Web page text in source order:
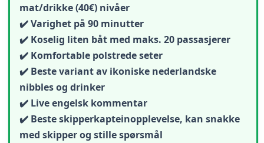
mat/drikke (40€) nivåer
✔️ Varighet på 90 minutter
✔️ Koselig liten båt med maks. 20 passasjerer
✔️ Komfortable polstrede seter
✔️ Beste variant av ikoniske nederlandske
nibbles og drinker
✔️ Live engelsk kommentar
✔️ Beste skipperkapteinopplevelse, kan snakke
med skipper og stille spørsmål